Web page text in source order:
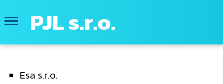
PJL s.r.o.
Esa s.r.o.